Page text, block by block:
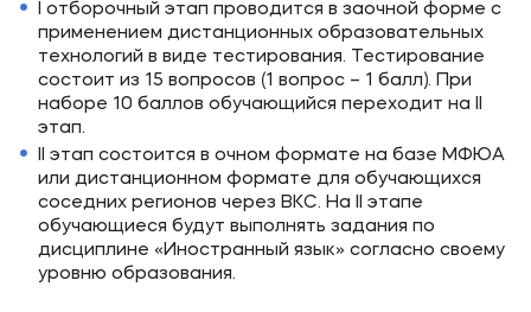
I отборочный этап проводится в заочной форме с
применением дистанционных образовательных
технологий в виде тестирования. Тестирование
состоит из 15 вопросов (1 вопрос – 1 балл). При
наборе 10 баллов обучающийся переходит на II
этап.
II этап состоится в очном формате на базе МФЮА
или дистанционном формате для обучающихся
соседних регионов через ВКС. На II этапе
обучающиеся будут выполнять задания по
дисциплине «Иностранный язык» согласно своему
уровню образования.